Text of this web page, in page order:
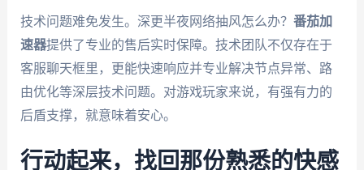
技术问题难免发生。深更半夜网络抽风怎么办？ 番茄加
速器提供了专业的售后实时保障。技术团队不仅存在于
客服聊天框里，更能快速响应并专业解决节点异常、路
由优化等深层技术问题。对游戏玩家来说，有强有力的
后盾支撑，就意味着安心。
行动起来，找回那份熟悉的快感